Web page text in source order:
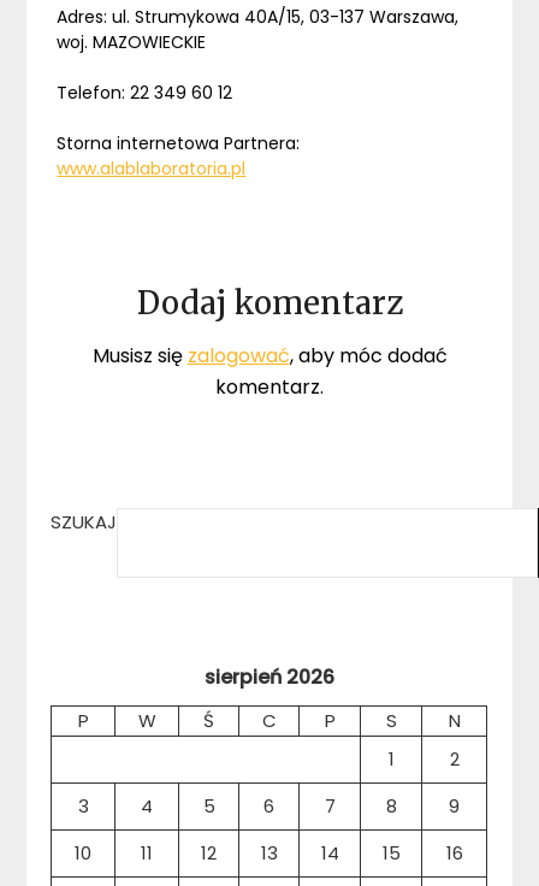
Adres: ul. Strumykowa 40A/15, 03-137 Warszawa,
woj. MAZOWIECKIE
Telefon: 22 349 60 12
Storna internetowa Partnera:
www.alablaboratoria.pl
Dodaj komentarz
Musisz się zalogować, aby móc dodać
komentarz.
SZUKAJ
sierpień 2026
P W Ś C P S
N
1
2
3
4 5 6 7 8
9
10
11 12 13 14 15
16